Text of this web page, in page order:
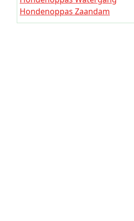
Hondenoppas Zaandam
Hondenoppas Oostzaan